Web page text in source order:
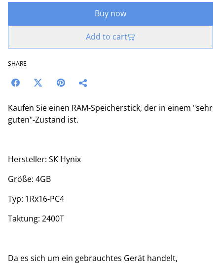
Buy now
Add to cart
SHARE
Kaufen Sie einen RAM-Speicherstick, der in einem "sehr
guten"-Zustand ist.
Hersteller: SK Hynix
Größe: 4GB
Typ: 1Rx16-PC4
Taktung: 2400T
Da es sich um ein gebrauchtes Gerät handelt,